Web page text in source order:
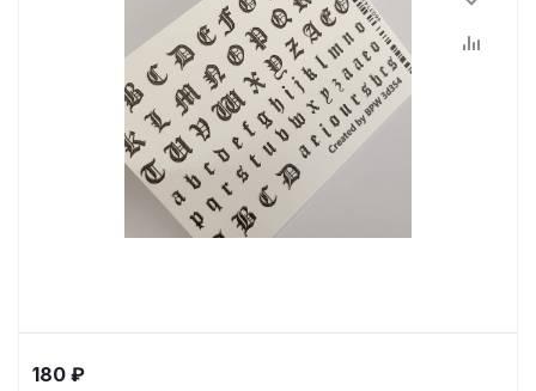
180 ₽